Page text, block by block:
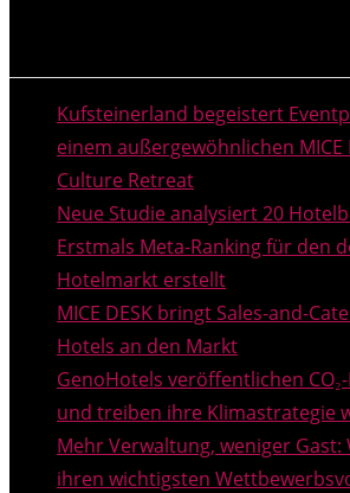
Kufsteinerland begeistert
einem außergewöhnlichen MICE
Culture Retreat
Neue Studie analysiert 20
Erstmals Meta-Ranking für den
Hotelmarkt erstellt
MICE DESK bringt Sales-and-
Hotels an den Markt
GenoHotels veröffentlichen
und treiben ihre Klimastrategie
Mehr Verwaltung, weniger Gast:
ihren wichtigsten